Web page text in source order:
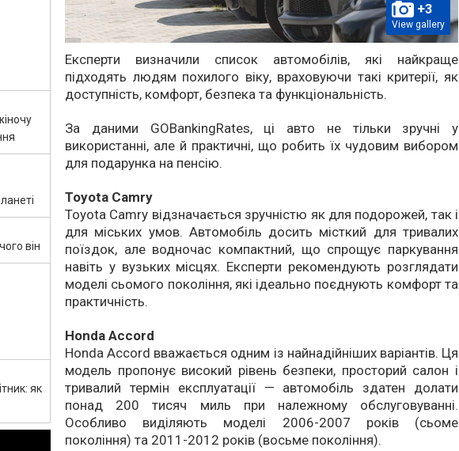
+3
View gallery
Експерти визначили список автомобілів, які найкраще
підходять людям похилого віку, враховуючи такі критерії, як
доступність, комфорт, безпека та функціональність.
За даними GOBankingRates, ці авто не тільки зручні у
використанні, але й практичні, що робить їх чудовим вибором
для подарунка на пенсію.
Toyota Camry
Toyota Camry відзначається зручністю як для подорожей, так і
для міських умов. Автомобіль досить місткий для тривалих
поїздок, але водночас компактний, що спрощує паркування
навіть у вузьких місцях. Експерти рекомендують розглядати
моделі сьомого покоління, які ідеально поєднують комфорт та
практичність.
Honda Accord
Honda Accord вважається одним із найнадійніших варіантів. Ця
модель пропонує високий рівень безпеки, просторий салон і
тривалий термін експлуатації — автомобіль здатен долати
понад 200 тисяч миль при належному обслуговуванні.
Особливо виділяють моделі 2006-2007 років (сьоме
покоління) та 2011-2012 років (восьме покоління).
він
як